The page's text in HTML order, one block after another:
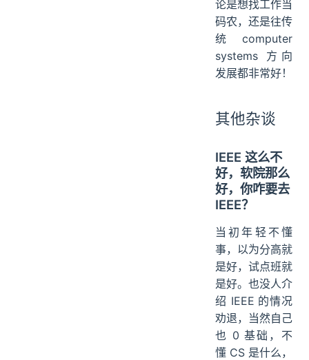
论是想找工作当
码农，还是往传
统 computer
systems 方向
发展都非常好！
其他杂谈
IEEE 这么不
好，软院那么
好，你咋要去
IEEE？
当初年轻不懂
事，以为分高就
是好，试点班就
是好。也没人介
绍 IEEE 的情况
劝退，当然自己
也 0 基础，不
懂 CS 是什么，